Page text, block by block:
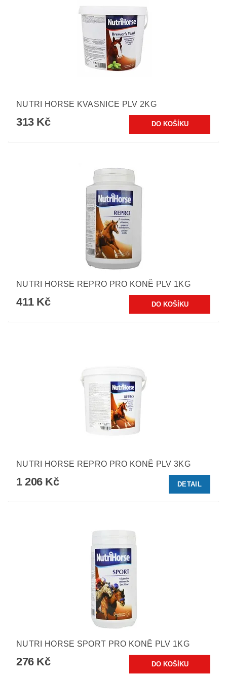
NUTRI HORSE KVASNICE PLV 2KG
313 Kč
NUTRI HORSE REPRO PRO KONĚ PLV 1KG
411 Kč
NUTRI HORSE REPRO PRO KONĚ PLV 3KG
1 206 Kč DETAIL
NUTRI HORSE SPORT PRO KONĚ PLV 1KG
276 Kč